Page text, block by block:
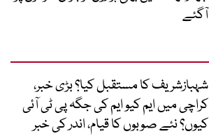
آگئے
شہبازشریف کا مستقبل کیا؟ بڑی خبر،
کراچی میں ایم کیو ایم کی جگہ پی ٹی آئی
کیوں؟ نئے صوبوں کا قیام، اندر کی خبر